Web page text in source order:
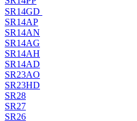
SR14GD
SR14AP
SR14AN
SR14AG
SR14AH
SR14AD
SR23AO
SR23HD
SR28
SR27
SR26